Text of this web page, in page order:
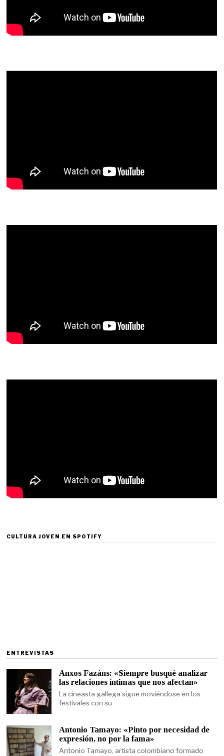
CULTURA JOVEN EN SPOTIFY
ENTREVISTAS
Anxos Fazáns: «Siempre busqué analizar
las relaciones íntimas que nos afectan»
La cineasta gallega sigue moviéndose en los
festivales con su
Antonio Tamayo: «Pinto por necesidad de
expresión, no por la fama»
Antonio Tamayo, artista colombiano formado